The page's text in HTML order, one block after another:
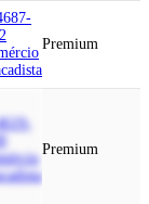
Premium
Premium